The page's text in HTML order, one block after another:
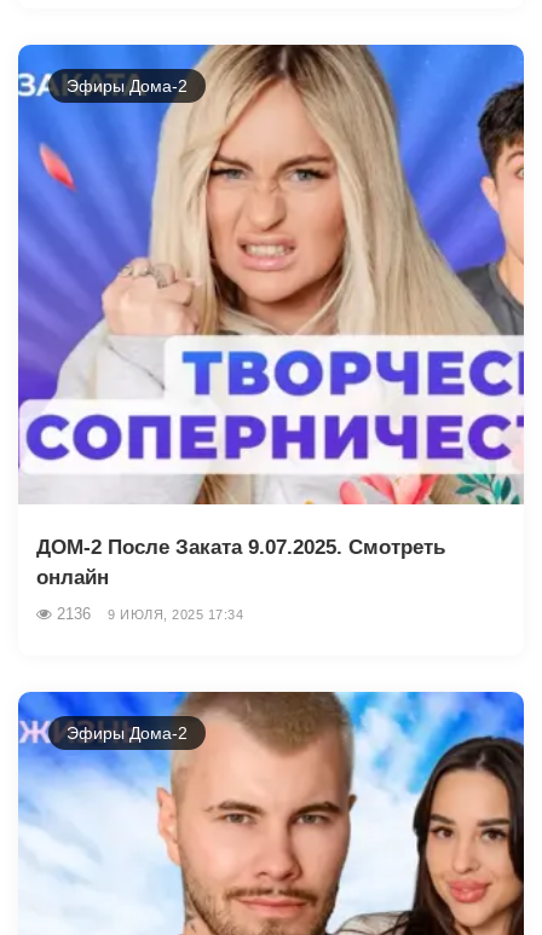
Эфиры Дома-2
ДОМ-2 После Заката 9.07.2025. Смотреть
онлайн
2136 9 ИЮЛЯ, 2025 17:34
Эфиры Дома-2